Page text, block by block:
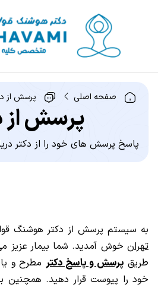
صفحه اصلی پرسش از
پرسش از
پاسخ پرسش های خود را از دکتر
به سیستم پرسش از دکتر هوشنگ
تهران خوش آمدید. شما بیمار عزیز
طریق پرسش و پاسخ دکتر مطرح و
خود را پیوست قرار دهید.